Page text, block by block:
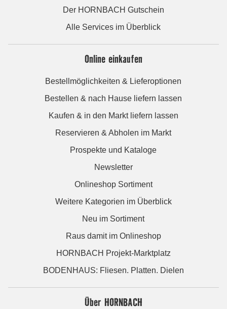
Der HORNBACH Gutschein
Alle Services im Überblick
Online einkaufen
Bestellmöglichkeiten & Lieferoptionen
Bestellen & nach Hause liefern lassen
Kaufen & in den Markt liefern lassen
Reservieren & Abholen im Markt
Prospekte und Kataloge
Newsletter
Onlineshop Sortiment
Weitere Kategorien im Überblick
Neu im Sortiment
Raus damit im Onlineshop
HORNBACH Projekt-Marktplatz
BODENHAUS: Fliesen. Platten. Dielen
Über HORNBACH